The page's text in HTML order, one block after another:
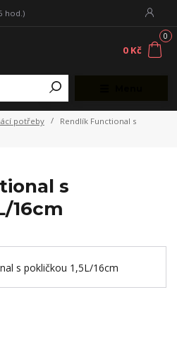
hod.)
0
0 Kč
potřeby
Rendlík Functional s
s
16cm